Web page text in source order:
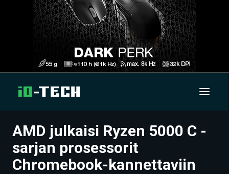
UUTISET
ARTIKKELIT
AMD julkaisi Ryzen 5000 C -
sarjan prosessorit
Chromebook-kannettaviin